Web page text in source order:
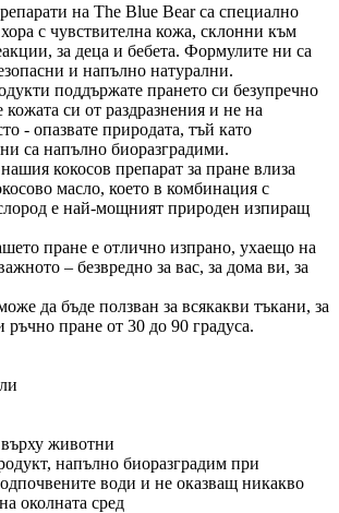
на The Blue Bear са специално
хора с чувствителна кожа, склонни към
за деца и бебета. Формулите ни са
и напълно натурални.
поддържате прането си безупречно
кожата си от раздразнения и не на
- опазвате природата, тъй като
са напълно биоразградими.
кокосов препарат за пране влиза
масло, което в комбинация с
е най-мощният природен изпиращ
пране е отлично изпрано, ухаещо на
– безвредно за вас, за дома ви, за
да бъде ползван за всякакви тъкани, за
пране от 30 до 90 градуса.
животни
напълно биоразградим при
води и не оказващ никакво
околната сред